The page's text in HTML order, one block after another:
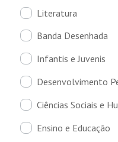
Literatura
Banda Desenhada
Infantis e Juvenis
Desenvolvimento
Ciências Sociais e
Ensino e Educação